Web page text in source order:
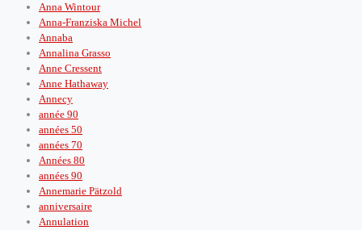
Anna Wintour
Anna-Franziska Michel
Annaba
Annalina Grasso
Anne Cressent
Anne Hathaway
Annecy
année 90
années 50
années 70
Années 80
années 90
Annemarie Pätzold
anniversaire
Annulation